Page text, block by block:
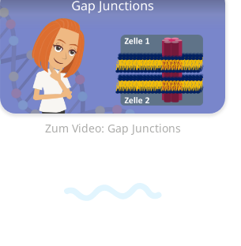
Zum Video: Gap Junctions